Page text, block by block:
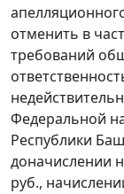
отменить в
требований
Федеральной
Республики
доначислении
руб.,